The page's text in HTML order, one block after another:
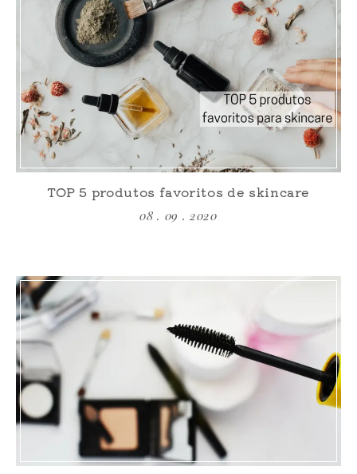
TOP 5 produtos favoritos de skincare
08 . 09 . 2020